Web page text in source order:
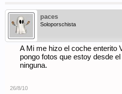
paces
Soloporschista
A Mi me hizo el coche enterito
pongo fotos que estoy desde
ninguna.
26/8/10